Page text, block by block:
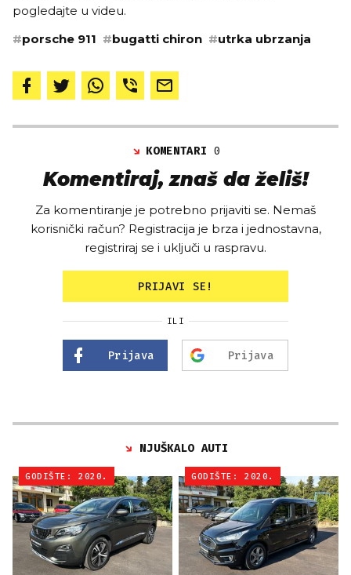
pogledajte u videu.
#porsche 911 #bugatti chiron #utrka ubrzanja
KOMENTARI0
Komentiraj, znaš da želiš!
Za komentiranje je potrebno prijaviti se. Nemaš
korisnički račun? Registracija je brza i jednostavna,
registriraj se i uključi u raspravu.
PRIJAVI SE!
ILI
Prijava Prijava
NJUŠKALO AUTI
GODIŠTE: 2020. GODIŠTE: 2020.